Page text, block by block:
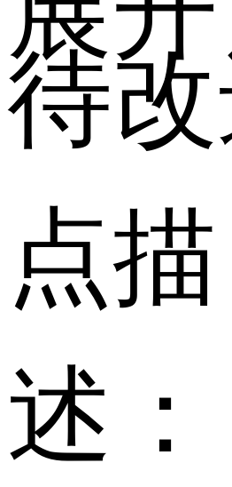
待
点描
述：